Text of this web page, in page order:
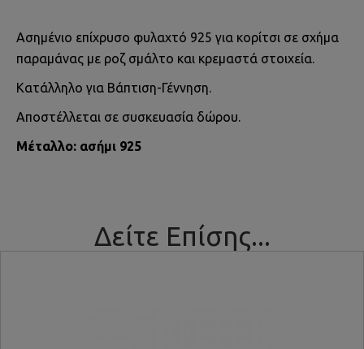
Ασημένιο επίχρυσο φυλαχτό 925 για κορίτσι σε σχήμα
παραμάνας με ροζ σμάλτο και κρεμαστά στοιχεία.
Κατάλληλο για Βάπτιση-Γέννηση.
Αποστέλλεται σε συσκευασία δώρου.
Μέταλλο: ασήμι 925
Δείτε Επίσης...